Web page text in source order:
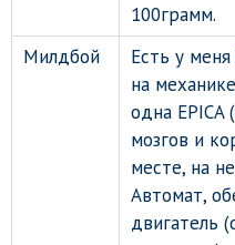
100грамм.
Милдбой
Есть у
на
одна EPICA
мозгов и
месте, на
Автомат,
двигатель